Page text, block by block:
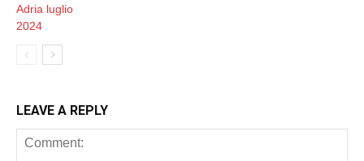
LEAVE A REPLY